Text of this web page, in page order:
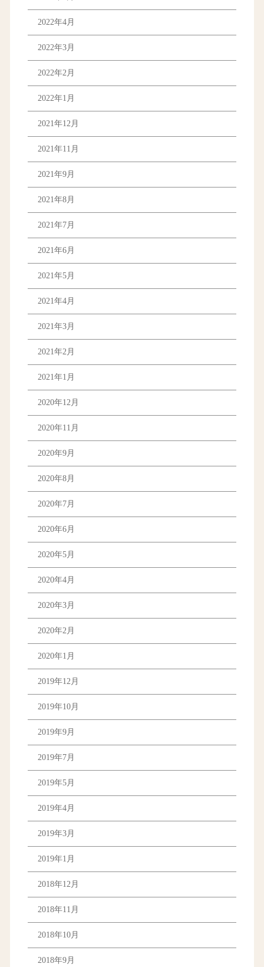
2022年4月
2022年3月
2022年2月
2022年1月
2021年12月
2021年11月
2021年9月
2021年8月
2021年7月
2021年6月
2021年5月
2021年4月
2021年3月
2021年2月
2021年1月
2020年12月
2020年11月
2020年9月
2020年8月
2020年7月
2020年6月
2020年5月
2020年4月
2020年3月
2020年2月
2020年1月
2019年12月
2019年10月
2019年9月
2019年7月
2019年5月
2019年4月
2019年3月
2019年1月
2018年12月
2018年11月
2018年10月
2018年9月